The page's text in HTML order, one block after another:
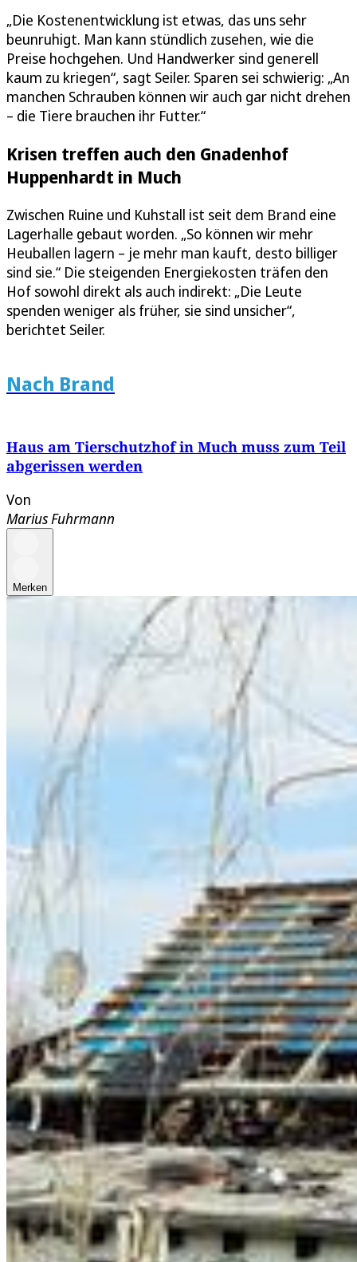
„Die Kostenentwicklung ist etwas, das uns sehr
beunruhigt. Man kann stündlich zusehen, wie die
Preise hochgehen. Und Handwerker sind generell
kaum zu kriegen“, sagt Seiler. Sparen sei schwierig: „An
manchen Schrauben können wir auch gar nicht drehen
– die Tiere brauchen ihr Futter.“
Krisen treffen auch den Gnadenhof
Huppenhardt in Much
Zwischen Ruine und Kuhstall ist seit dem Brand eine
Lagerhalle gebaut worden. „So können wir mehr
Heuballen lagern – je mehr man kauft, desto billiger
sind sie.“ Die steigenden Energiekosten träfen den
Hof sowohl direkt als auch indirekt: „Die Leute
spenden weniger als früher, sie sind unsicher“,
berichtet Seiler.
Nach Brand
Haus am Tierschutzhof in Much muss zum Teil
abgerissen werden
Von
Marius Fuhrmann
Merken